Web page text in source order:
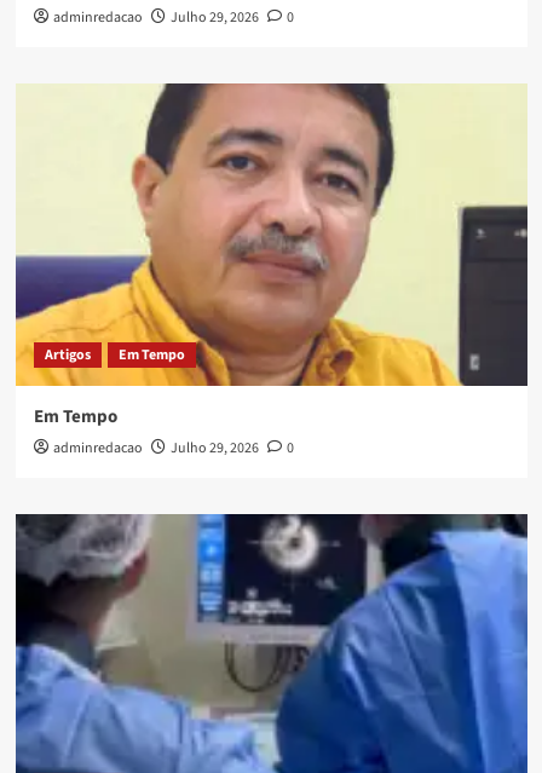
adminredacao Julho 29, 2026 0
Artigos Em Tempo
Em Tempo
adminredacao Julho 29, 2026 0